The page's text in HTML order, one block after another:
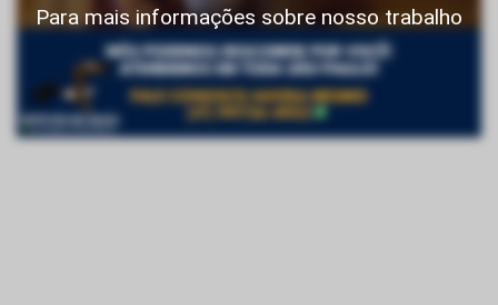
Para mais informações sobre nosso trabalho